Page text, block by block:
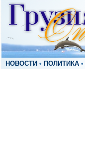
НОВОСТИ • ПОЛИТИКА •